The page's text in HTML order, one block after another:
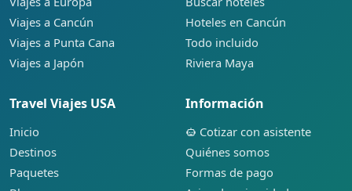
Viajes a Cancún
Viajes a Punta Cana
Viajes a Japón
Hoteles en Cancún
Todo incluido
Riviera Maya
Travel Viajes USA
Inicio
Destinos
Paquetes
Información
Cotizar con asistente
Quiénes somos
Formas de pago